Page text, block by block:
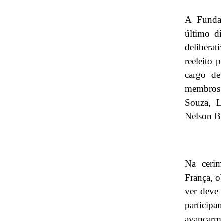
A
último
reeleito
cargo
Souza,
Nelson
Na
França,
ver